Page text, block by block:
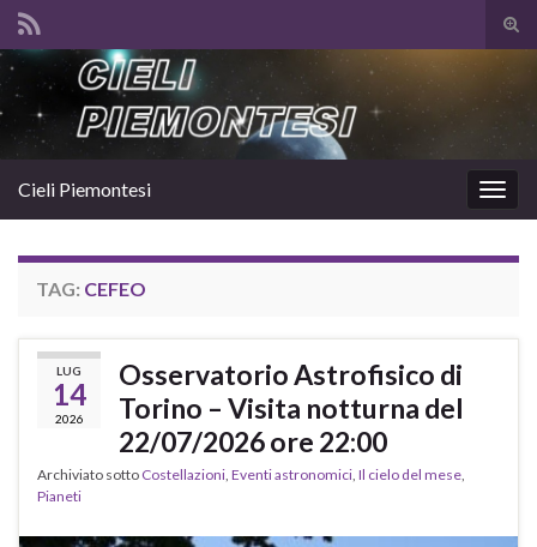
il
Search for:
la
Cieli Piemontesi
TAG: CEFEO
LUG
14
2026
Osservatorio Astrofisico di
Torino – Visita notturna del
22/07/2026 ore 22:00
Archiviato sotto Costellazioni, Eventi astronomici, Il cielo del mese,
Pianeti